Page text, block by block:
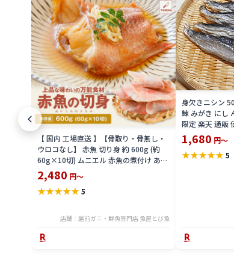
【 国内 工場直送 】【骨取り・骨無し・
ウロコなし】 赤魚 切り身 約 600g (約
60g×10切) ムニエル 赤魚の煮付け あん
かけ ホイル焼き アカウオ 送料無料
seak2305-600a
2,480 円～
★★★★★5
店舗：越前ガニ・鮮魚専門店 魚屋とび魚
身欠きニシン
鰊 みがき にし
限定 楽天 通販
1,680 円～
★★★★★5